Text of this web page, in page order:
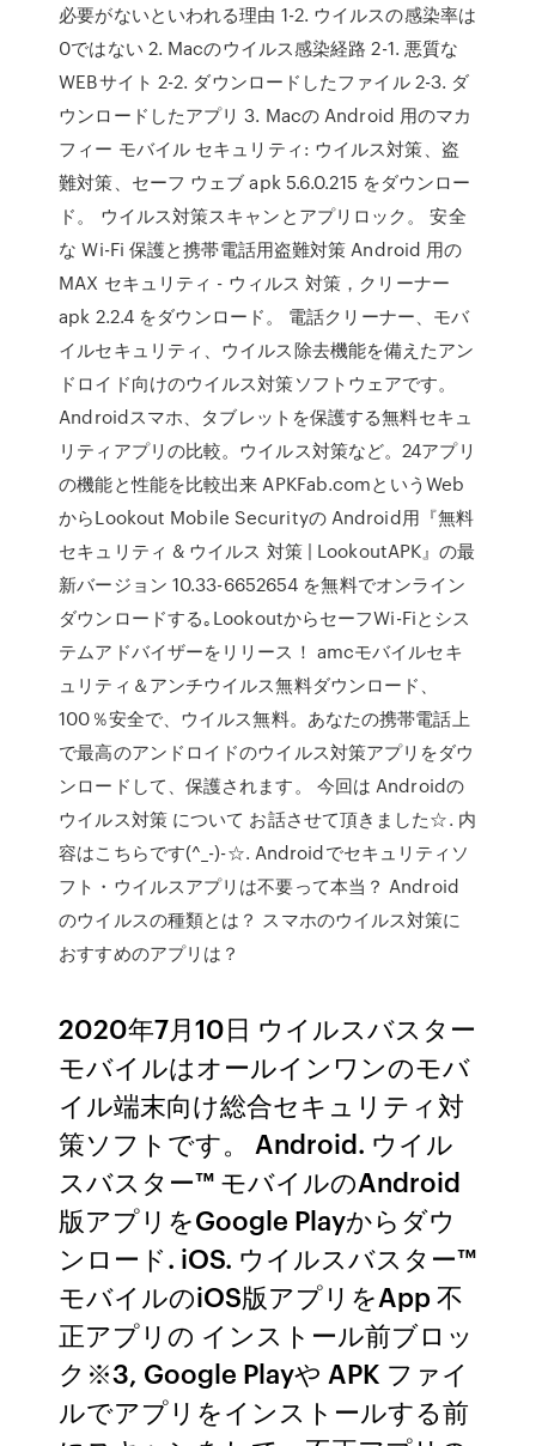
必要がないといわれる理由 1-2. ウイルスの感染率は
0ではない 2. Macのウイルス感染経路 2-1. 悪質な
WEBサイト 2-2. ダウンロードしたファイル 2-3. ダ
ウンロードしたアプリ 3. Macの Android 用のマカ
フィー モバイル セキュリティ: ウイルス対策、盗
難対策、セーフ ウェブ apk 5.6.0.215 をダウンロー
ド。 ウイルス対策スキャンとアプリロック。 安全
な Wi-Fi 保護と携帯電話用盗難対策 Android 用の
MAX セキュリティ - ウィルス 対策，クリーナー
apk 2.2.4 をダウンロード。 電話クリーナー、モバ
イルセキュリティ、ウイルス除去機能を備えたアン
ドロイド向けのウイルス対策ソフトウェアです。
Androidスマホ、タブレットを保護する無料セキュ
リティアプリの比較。ウイルス対策など。24アプリ
の機能と性能を比較出来 APKFab.comというWeb
からLookout Mobile Securityの Android用『無料
セキュリティ & ウイルス 対策 | LookoutAPK』の最
新バージョン 10.33-6652654 を無料でオンライン
ダウンロードする｡LookoutからセーフWi-Fiとシス
テムアドバイザーをリリース！ amcモバイルセキ
ュリティ＆アンチウイルス無料ダウンロード、
100％安全で、ウイルス無料。あなたの携帯電話上
で最高のアンドロイドのウイルス対策アプリをダウ
ンロードして、保護されます。 今回は Androidの
ウイルス対策 について お話させて頂きました☆. 内
容はこちらです(^_-)-☆. Androidでセキュリティソ
フト・ウイルスアプリは不要って本当？ Android
のウイルスの種類とは？ スマホのウイルス対策に
おすすめのアプリは？
2020年7月10日 ウイルスバスター
モバイルはオールインワンのモバ
イル端末向け総合セキュリティ対
策ソフトです。 Android. ウイル
スバスター™ モバイルのAndroid
版アプリをGoogle Playからダウ
ンロード. iOS. ウイルスバスター™
モバイルのiOS版アプリをApp 不
正アプリの インストール前ブロッ
ク※3, Google Playや APK ファイ
ルでアプリをインストールする前